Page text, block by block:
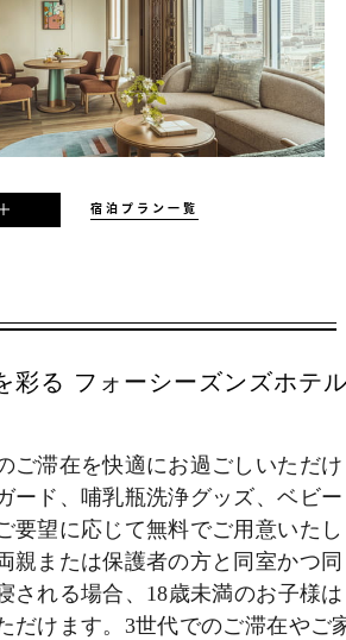
宿泊プラン一覧
の指定日に有効
時の状況によりご利用いただけない場
ます。
泊日数:
彩る フォーシーズンズホテ
ご滞在を快適にお過ごしいただけ
ード、哺乳瓶洗浄グッズ、ベビー
要望に応じて無料でご用意いたし
親または保護者の方と同室かつ同
される場合、18歳未満のお子様は
だけます。3世代でのご滞在やご